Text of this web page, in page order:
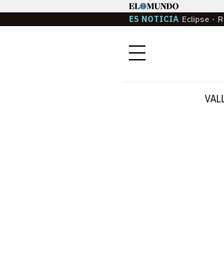
ES NOTICIA Eclipse
Menú